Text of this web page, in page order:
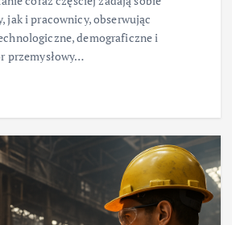
jak i pracownicy, obserwując
demograficzne i
przemysłowy…